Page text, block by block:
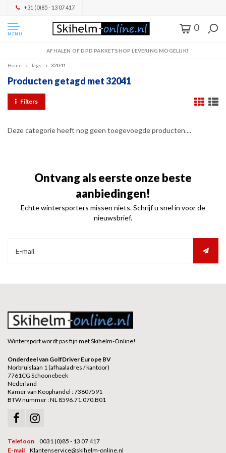
+31 (0)85 - 13 07 417
MENU
0
AFHALEN OF DPD PAKKETSHOP LEVERING MOGELIJK!
Home Tags 32041
Producten getagd met 32041
Filters
Deze categorie heeft nog geen toegevoegde producten....
Ontvang als eerste onze beste
aanbiedingen!
Echte wintersporters missen niets. Schrijf u snel in voor de
nieuwsbrief.
Wintersport wordt pas fijn met Skihelm-Online!
Onderdeel van GolfDriver Europe BV
Norbruislaan 1 (afhaaladres / kantoor)
7761CG Schoonebeek
Nederland
Kamer van Koophandel : 73807591
BTW nummer : NL 8596.71.070.B01
Telefoon
0031 (0)85 - 13 07 417
E-mail
Klantenservice@skihelm-online.nl